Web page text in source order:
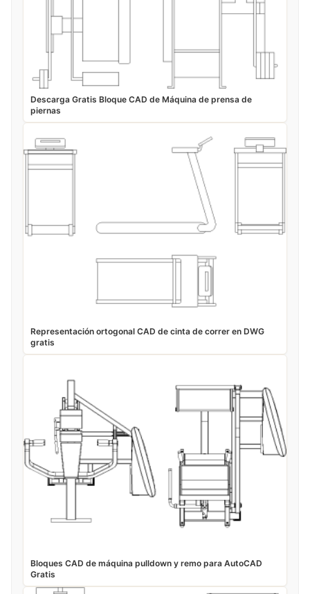
Descarga Gratis Bloque CAD de Máquina de prensa de
piernas
Representación ortogonal CAD de cinta de correr en DWG
gratis
Bloques CAD de máquina pulldown y remo para AutoCAD
Gratis